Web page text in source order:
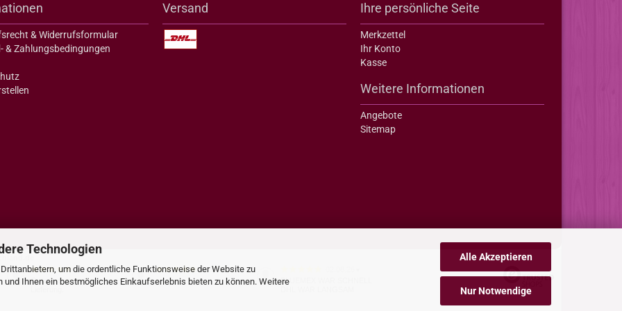
Technologien
um die ordentliche Funktionsweise der Website zu
Ihnen ein bestmögliches Einkaufserlebnis bieten zu können. Weitere
Alle Akzeptieren
Nur Notwendige
& Widerrufsformular
& Zahlungsbedingungen
Versand Ihre persönliche Seite
Merkzettel
Ihr Konto
Kasse
Weitere Informationen
Angebote
Sitemap
05.08.26▼
Gute Preise, schnelle
03.08.26▼
BLUEMEX WAR SCHNELL